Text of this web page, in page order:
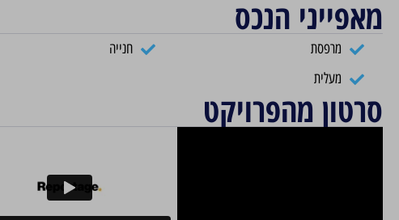
מאפייני הנכס
מרפסת חנייה
מעלית
סרטון מהפרויקט